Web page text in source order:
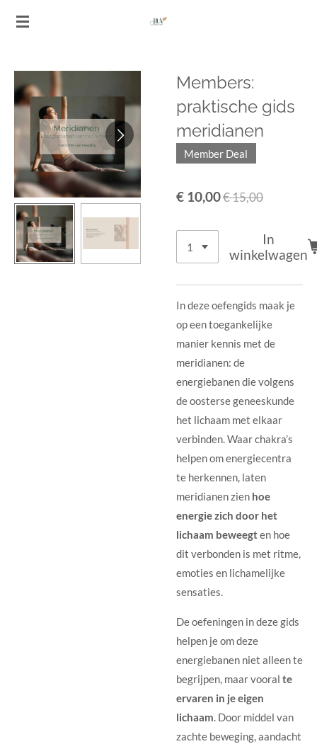
Ga
de
hoofdinhoud
Members:
praktische gids
meridianen
Member Deal
€ 10,00€ 15,00
In
winkelwagen
In deze oefengids maak je
op een toegankelijke
manier kennis met de
meridianen: de
energiebanen die volgens
de oosterse geneeskunde
het lichaam met elkaar
verbinden. Waar chakra’s
helpen om energiecentra
te herkennen, laten
meridianen zien hoe
energie zich door het
lichaam beweegten hoe
dit verbonden is met ritme,
emoties en lichamelijke
sensaties.
De oefeningen in deze gids
helpen je om deze
energiebanen niet alleen te
begrijpen, maar vooral te
ervaren in je eigen
lichaam. Door middel van
zachte beweging, aandacht